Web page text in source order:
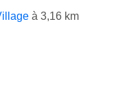
à 3,16 km